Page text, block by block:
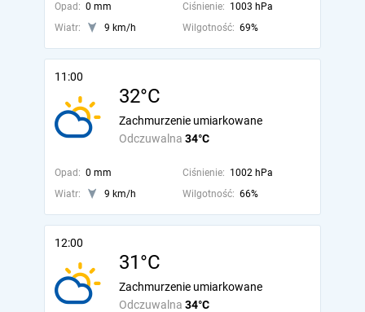
Opad: 0 mm Ciśnienie: 1003 hPa
Wiatr:
9 km/h Wilgotność: 69%
11:00
32°C
Odczuwalna 34°C
Zachmurzenie umiarkowane
Opad: 0 mm Ciśnienie: 1002 hPa
Wiatr:
9 km/h Wilgotność: 66%
12:00
31°C
Odczuwalna 34°C
Zachmurzenie umiarkowane